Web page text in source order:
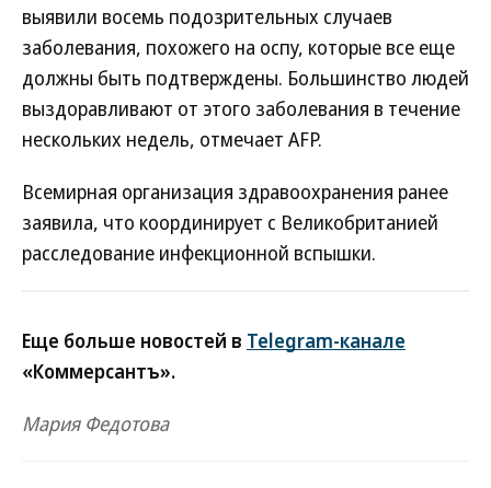
выявили восемь подозрительных случаев
заболевания, похожего на оспу, которые все еще
должны быть подтверждены. Большинство людей
выздоравливают от этого заболевания в течение
нескольких недель, отмечает AFP.
Всемирная организация здравоохранения ранее
заявила, что координирует с Великобританией
расследование инфекционной вспышки.
Еще больше новостей в Telegram-канале
«Коммерсантъ».
Мария Федотова